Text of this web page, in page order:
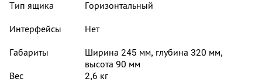
Тип ящика
Горизонтальный
Интерфейсы
Нет
Габариты
Ширина 245 мм, глубина 320 мм,
высота 90 мм
Вес
2,6 кг